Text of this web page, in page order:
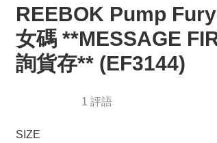
REEBOK Pump
女碼 **MESSAGE
詢貨存** (EF3144)
1 評語
SIZE